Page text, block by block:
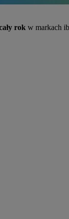
rok w markach